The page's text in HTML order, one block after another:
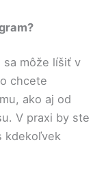
sa môže líšiť v
chcete
ako aj od
V praxi by ste
kdekoľvek